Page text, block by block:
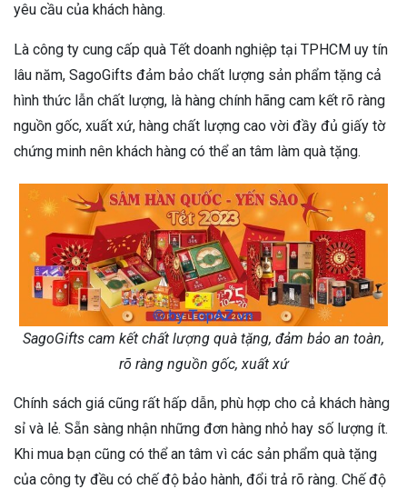
yêu cầu của khách hàng.
Là công ty cung cấp quà Tết doanh nghiệp tại TPHCM uy tín
lâu năm, SagoGifts đảm bảo chất lượng sản phẩm tặng cả
hình thức lẫn chất lượng, là hàng chính hãng cam kết rõ ràng
nguồn gốc, xuất xứ, hàng chất lượng cao vời đầy đủ giấy tờ
chứng minh nên khách hàng có thể an tâm làm quà tặng.
SagoGifts cam kết chất lượng quà tặng, đảm bảo an toàn,
rõ ràng nguồn gốc, xuất xứ
Chính sách giá cũng rất hấp dẫn, phù hợp cho cả khách hàng
sỉ và lẻ. Sẵn sàng nhận những đơn hàng nhỏ hay số lượng ít.
Khi mua bạn cũng có thể an tâm vì các sản phẩm quà tặng
của công ty đều có chế độ bảo hành, đổi trả rõ ràng. Chế độ